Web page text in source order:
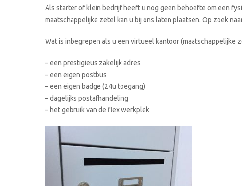
Als starter of klein bedrijf heeft u nog geen behoefte om een
maatschappelijke zetel kan u bij ons laten plaatsen. Op zoek
Wat is inbegrepen als u een virtueel kantoor (maatschappelijke
– een prestigieus zakelijk adres
– een eigen postbus
– een eigen badge (24u toegang)
– dagelijks postafhandeling
– het gebruik van de flex werkplek